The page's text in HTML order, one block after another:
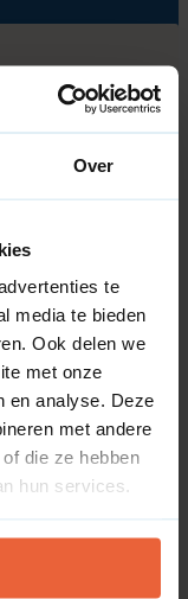
Over
te
media te bieden
Ook delen we
met onze
en analyse. Deze
met andere
die ze hebben
hun services.